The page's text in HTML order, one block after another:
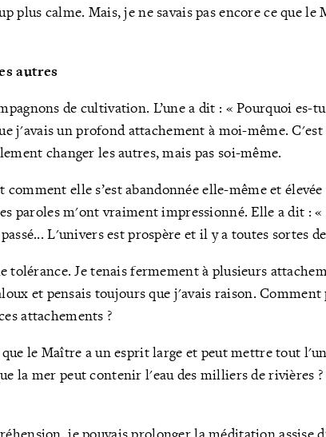
plus calme. Mais, je ne savais pas encore ce que le
autres
de cultivation. L’une a dit : « Pourquoi es-
j'avais un profond attachement à moi-même.
changer les autres, mais pas soi-même.
elle s’est abandonnée elle-même et élevée
paroles m'ont vraiment impressionné. Elle a dit : «
L'univers est prospère et il y a toutes sortes
tolérance. Je tenais fermement à plusieurs
et pensais toujours que j'avais raison.
attachements ?
le Maître a un esprit large et peut mettre tout
la mer peut contenir l'eau des milliers de rivières ?